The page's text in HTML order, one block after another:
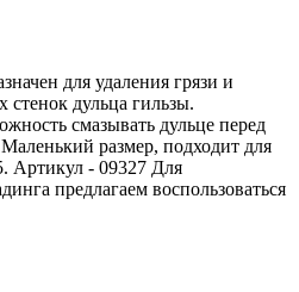
для удаления грязи и
стенок дульца гильзы.
смазывать дульце перед
размер, подходит для
Артикул - 09327 Для
предлагаем воспользоваться